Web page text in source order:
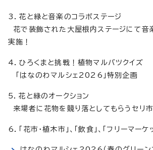
3．花と緑と音楽のコラボステージ
花で装飾された大屋根内ステージにて音
実施！
4．ひろくまと挑戦！植物マルバツクイズ
「はなのわマルシェ2026」特別企画
5．花と緑のオークション
来場者に花物を競り落としてもらうセリ市
6．「花市・植木市」、「飲食」、「フリーマーケ